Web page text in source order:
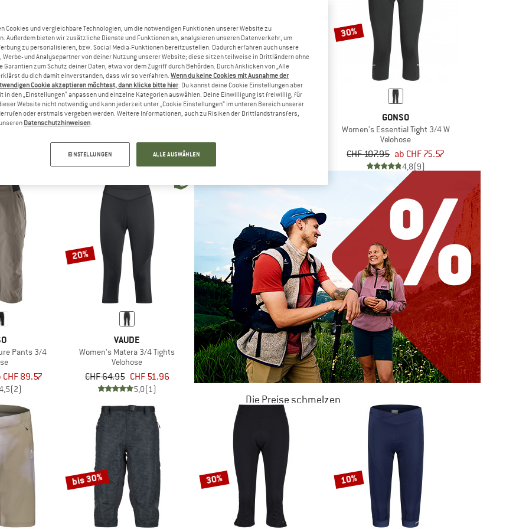
3/4 Pants
20%
LÖFFLER
Women's 3/4 Bike Tights Tour II
CHF 139.95 ab CHF 111.96
5,0(4)
29%
LÖFFLER
30%
GONSO
Women's Essential Tight 3/4 W
Velohose
CHF 107.95 ab CHF 75.57
4,8(9)
Pants 3/4
CHF 89.57
(2)
20%
VAUDE
Women's Matera 3/4 Tights
Velohose
CHF 64.95 CHF 51.96
5,0(1)
Die Preise schmelzen
JETZT BIS ZU 50% RABATT
ZUM SOMMER SALE
bis 30% 30% 10%
Cookies und vergleichbare Technologien, um die notwendigen Funktionen unserer Website zu
Außerdem bieten wir zusätzliche Dienste und Funktionen an, analysieren unseren Datenverkehr, um
zu personalisieren, bzw. Social Media-Funktionen bereitzustellen. Dadurch erfahren auch unsere
Werbe- und Analysepartner von deiner Nutzung unserer Website; diese sitzen teilweise in Drittländern ohne
Garantien zum Schutz deiner Daten, etwa vor dem Zugriff durch Behörden. Durch Anklicken von „Alle
du dich damit einverstanden, dass wir so verfahren. Wenn du keine Cookies mit Ausnahme der
Cookie akzeptieren möchtest, dann klicke bitte hier. Du kannst deine Cookie Einstellungen aber
in den „Einstellungen“ anpassen und einzelne Kategorien auswählen. Deine Einwilligung ist freiwillig, für
Website nicht notwendig und kann jederzeit unter „Cookie Einstellungen“ im unteren Bereich unserer
oder erstmals vergeben werden. Weitere Informationen, auch zu Risiken der Drittlandstransfers,
Datenschutzhinweisen.
EINSTELLUNGEN ALLE AUSWÄHLEN